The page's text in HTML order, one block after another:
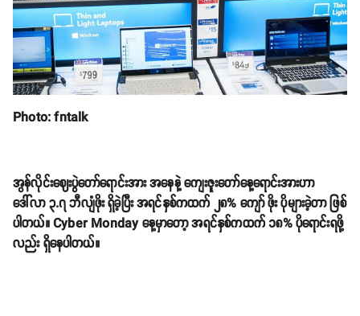
Photo: fntalk
အွန်လိုင်းဈေးပွဲတော်ရောင်းအား အနေနဲ့ ကျေးဇူးတော်နေ့ရောင်းအားဟာ
ဒေါ်လာ ၃.၇ ဘီလျံဖိုး ရှိခဲ့ပြီး အရင်နှစ်ကထက် ၂၈% ကျော် ဖိုး ပိုများခဲ့တာ ဖြစ်
ပါတယ်။ Cyber Monday နေ့မှာတော့ အရင်နှစ်ကထက် ၁၈% ပိုရောင်းရဖို့
လည်း ရှိနေပါတယ်။